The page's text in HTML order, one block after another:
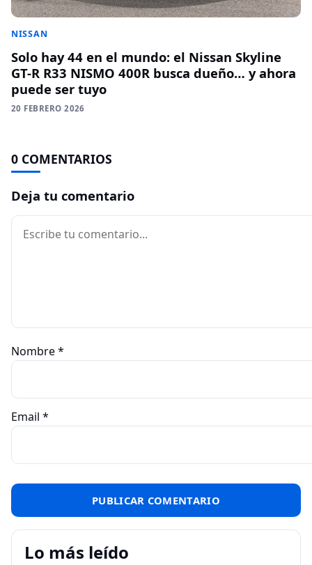
NISSAN
Solo hay 44 en el mundo: el Nissan Skyline
GT-R R33 NISMO 400R busca dueño… y ahora
puede ser tuyo
20 FEBRERO 2026
0 COMENTARIOS
Deja tu comentario
Comentario
Nombre*
Email *
Lo más leído